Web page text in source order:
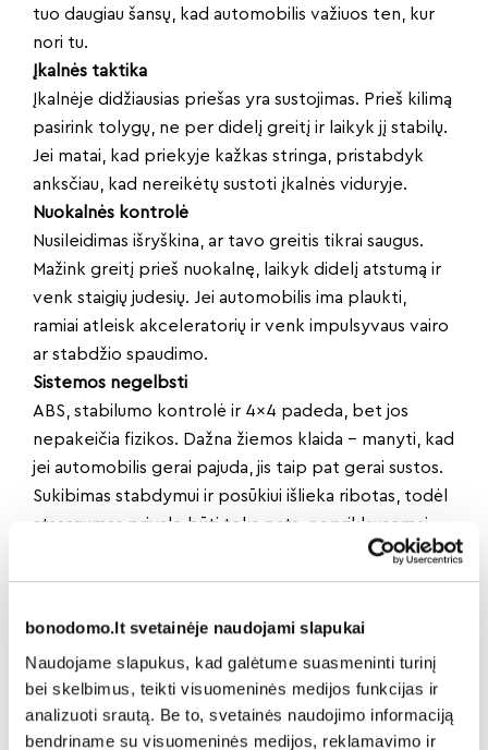
bonodomo.lt svetainėje naudojami slapukai
Naudojame slapukus, kad galėtume suasmeninti turinį
bei skelbimus, teikti visuomeninės medijos funkcijas ir
analizuoti srautą. Be to, svetainės naudojimo informaciją
bendriname su visuomeninės medijos, reklamavimo ir
tuo daugiau šansų, kad automobilis važiuos ten, kur
nori tu.
Įkalnės taktika
Įkalnėje didžiausias priešas yra sustojimas. Prieš kilimą
pasirink tolygų, ne per didelį greitį ir laikyk jį stabilų.
Jei matai, kad priekyje kažkas stringa, pristabdyk
anksčiau, kad nereikėtų sustoti įkalnės viduryje.
Nuokalnės kontrolė
Nusileidimas išryškina, ar tavo greitis tikrai saugus.
Mažink greitį prieš nuokalnę, laikyk didelį atstumą ir
venk staigių judesių. Jei automobilis ima plaukti,
ramiai atleisk akceleratorių ir venk impulsyvaus vairo
ar stabdžio spaudimo.
Sistemos negelbsti
ABS, stabilumo kontrolė ir 4×4 padeda, bet jos
nepakeičia fizikos. Dažna žiemos klaida – manyti, kad
jei automobilis gerai pajuda, jis taip pat gerai sustos.
Sukibimas stabdymui ir posūkiui išlieka ribotas, todėl
atsargumas privalo būti toks pats, nepriklausomai
Be skubėjimo
techninis. Išvažiuok keliomis minutėmis anksčiau,
rinkis geriau prižiūrimus kelius, venk rizikingų manevrų
dėl sutaupytų sekundžių. Skubėjimas žiemą beveik
visada reiškia staigius veiksmus, o staigūs veiksmai ir